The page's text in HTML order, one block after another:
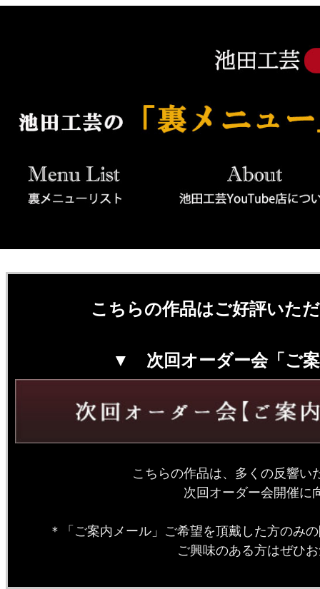
こちらの作品はご好評いた
▼ 次回オーダー会「ご
こちらの作品は、多くの反響い
次回オーダー会開催に
＊「ご案内メール」ご希望を頂戴した方のみ
ご興味のある方はぜひ